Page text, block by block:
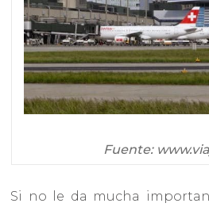
Fuente:
Si no le da mucha